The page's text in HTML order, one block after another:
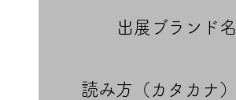
出展ブランド名
読み方（カタカナ）